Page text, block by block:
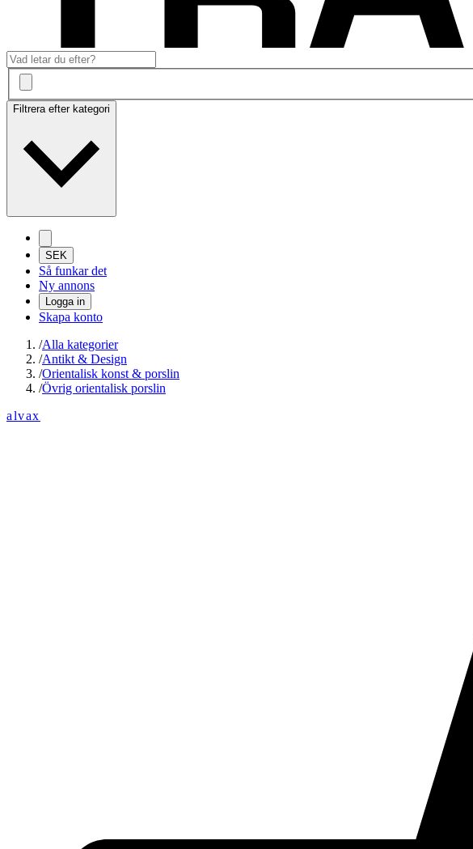
Filtrera efter kategori
SEK
Så funkar det
Ny annons
Logga in
Skapa konto
/Alla kategorier
/Antikt & Design
/Orientalisk konst & porslin
/Övrig orientalisk porslin
alvax